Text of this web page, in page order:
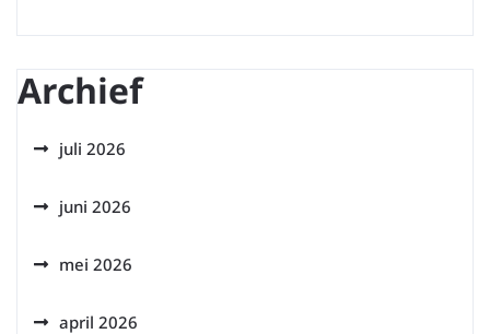
Archief
juli 2026
juni 2026
mei 2026
april 2026